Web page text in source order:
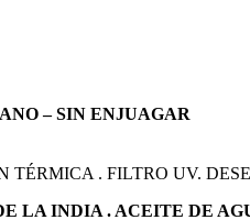
– SIN ENJUAGAR
TÉRMICA . FILTRO UV.
LA INDIA . ACEITE DE